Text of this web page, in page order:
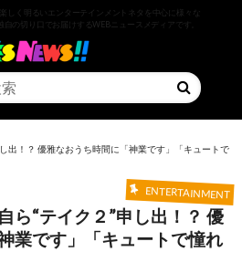
しく明るいエンターテインメントネタを中心に様々な
自の切り口でお届けするWEBニュースメディアです。
出！？ 優雅なおうち時間に「神業です」「キュートで
ENTERTAINMENT
ら“テイク２”申し出！？ 優
業です」「キュートで憧れ